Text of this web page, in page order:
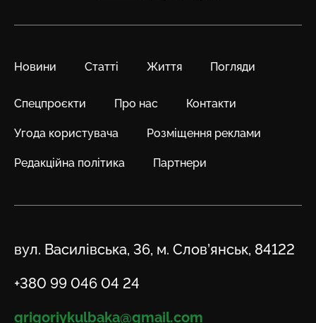
Новини Статті Життя Погляди
Спецпроєкти Про нас Контакти
Угода користувача Розміщення реклами
Редакційна політика Партнери
Адреса
вул. Василівська, 36, м. Слов’янськ, 84122
Телефон
+380 99 046 04 24
Email
grigoriykulbaka@gmail.com